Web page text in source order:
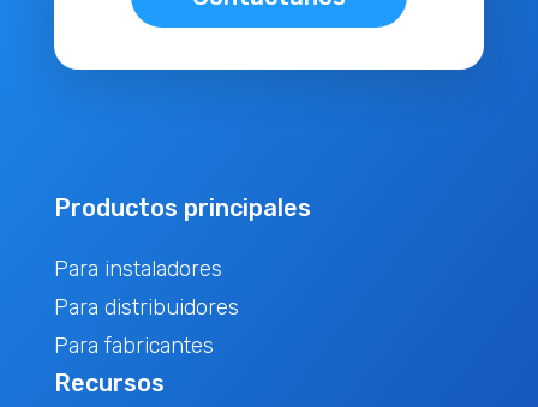
Productos principales
Para instaladores
Para distribuidores
Para fabricantes
Recursos